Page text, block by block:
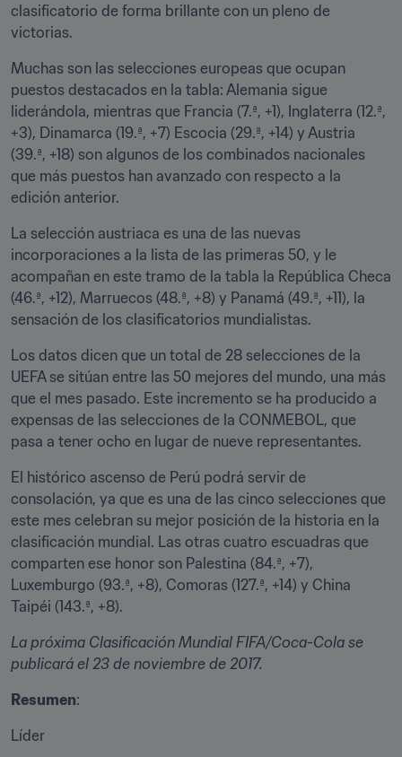
clasificatorio de forma brillante con un pleno de
victorias.
Muchas son las selecciones europeas que ocupan
puestos destacados en la tabla: Alemania sigue
liderándola, mientras que Francia (7.ª, +1), Inglaterra (12.ª,
+3), Dinamarca (19.ª, +7) Escocia (29.ª, +14) y Austria
(39.ª, +18) son algunos de los combinados nacionales
que más puestos han avanzado con respecto a la
edición anterior.
La selección austriaca es una de las nuevas
incorporaciones a la lista de las primeras 50, y le
acompañan en este tramo de la tabla la República Checa
(46.ª, +12), Marruecos (48.ª, +8) y Panamá (49.ª, +11), la
sensación de los clasificatorios mundialistas.
Los datos dicen que un total de 28 selecciones de la
UEFA se sitúan entre las 50 mejores del mundo, una más
que el mes pasado. Este incremento se ha producido a
expensas de las selecciones de la CONMEBOL, que
pasa a tener ocho en lugar de nueve representantes.
El histórico ascenso de Perú podrá servir de
consolación, ya que es una de las cinco selecciones que
este mes celebran su mejor posición de la historia en la
clasificación mundial. Las otras cuatro escuadras que
comparten ese honor son Palestina (84.ª, +7),
Luxemburgo (93.ª, +8), Comoras (127.ª, +14) y China
Taipéi (143.ª, +8).
La próxima Clasificación Mundial FIFA/Coca-Cola se
publicará el 23 de noviembre de 2017.
Resumen:
Líder